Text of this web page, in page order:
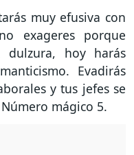
muy efusiva con
exageres porque
dulzura, hoy harás
Evadirás
y tus jefes se
mágico 5.